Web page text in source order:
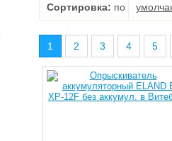
Сортировка: по
1 2 3 4 5